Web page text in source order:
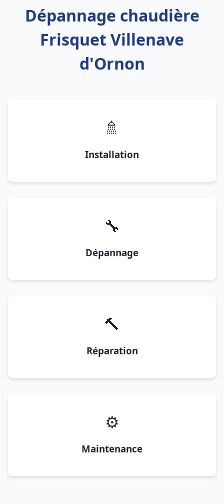
Dépannage chaudière
Frisquet Villenave
d'Ornon
🚿
Installation
🔧
Dépannage
🔨
Réparation
⚙️
Maintenance